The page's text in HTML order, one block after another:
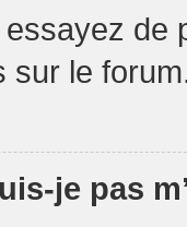
de
sur le
je pas